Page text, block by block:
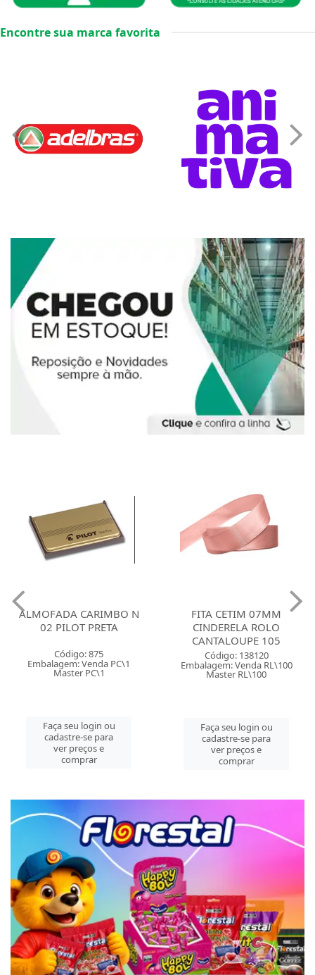
Encontre sua marca favorita
ALMOFADA CARIMBO N
02 PILOT PRETA
Código: 875
Embalagem: Venda PC\1
Master PC\1
Faça seu login ou
cadastre-se para
ver preços e
comprar
FITA CETIM 07MM
CINDERELA ROLO
CANTALOUPE 105
Código: 138120
Embalagem: Venda RL\100
Master RL\100
Faça seu login ou
cadastre-se para
ver preços e
comprar